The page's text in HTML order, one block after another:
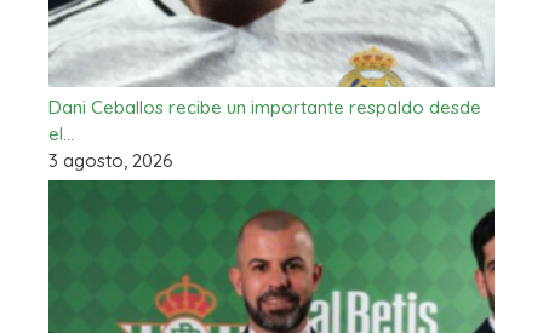
Dani Ceballos recibe un importante respaldo desde
el…
3 agosto, 2026